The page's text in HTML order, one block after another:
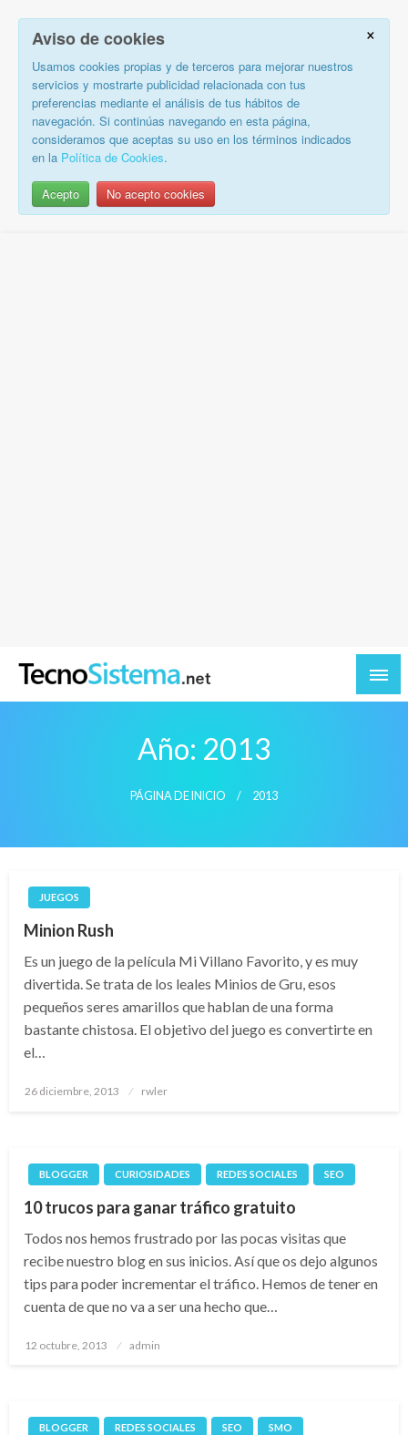
×
Aviso de cookies
Usamos cookies propias y de terceros para mejorar nuestros
servicios y mostrarte publicidad relacionada con tus
preferencias mediante el análisis de tus hábitos de
navegación. Si continúas navegando en esta página,
consideramos que aceptas su uso en los términos indicados
en la Política de Cookies.
Acepto No acepto cookies
TecnoSistema.net – Software y tecnologia
Año: 2013
PÁGINA DE INICIO 2013
JUEGOS
Minion Rush
Es un juego de la película Mi Villano Favorito, y es muy
divertida. Se trata de los leales Minios de Gru, esos
pequeños seres amarillos que hablan de una forma
bastante chistosa. El objetivo del juego es convertirte en
el…
Publicado
26 diciembre, 2013 rwler
BLOGGER CURIOSIDADES REDES SOCIALES SEO
10 trucos para ganar tráfico gratuito
Todos nos hemos frustrado por las pocas visitas que
recibe nuestro blog en sus inicios. Así que os dejo algunos
tips para poder incrementar el tráfico. Hemos de tener en
cuenta de que no va a ser una hecho que…
Publicado
12 octubre, 2013 admin
BLOGGER REDES SOCIALES SEO SMO